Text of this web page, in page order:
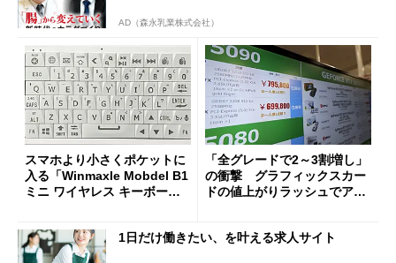
AD（森永乳業株式会社）
スマホより小さくポケットに
入る「Winmaxle Mobdel B1
ミニ ワイヤレス キーボー
「全グレードで2～3割増し」
の衝撃 グラフィックスカー
ドの値上がりラッシュでアキ
1日だけ働きたい、を叶える求人サイト